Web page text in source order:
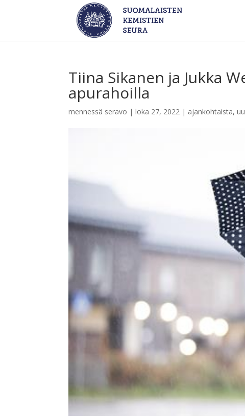
Tiina Sikanen ja Jukka
apurahoilla
mennessä seravo |loka 27, 2022 | ajankohtaista,